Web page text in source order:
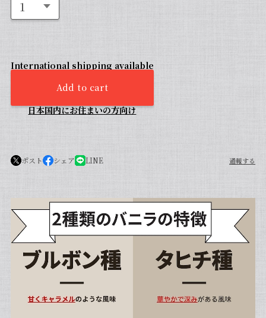
International shipping available
Add to cart
日本国内にお住まいの方向け
ポスト シェア LINE 通報する